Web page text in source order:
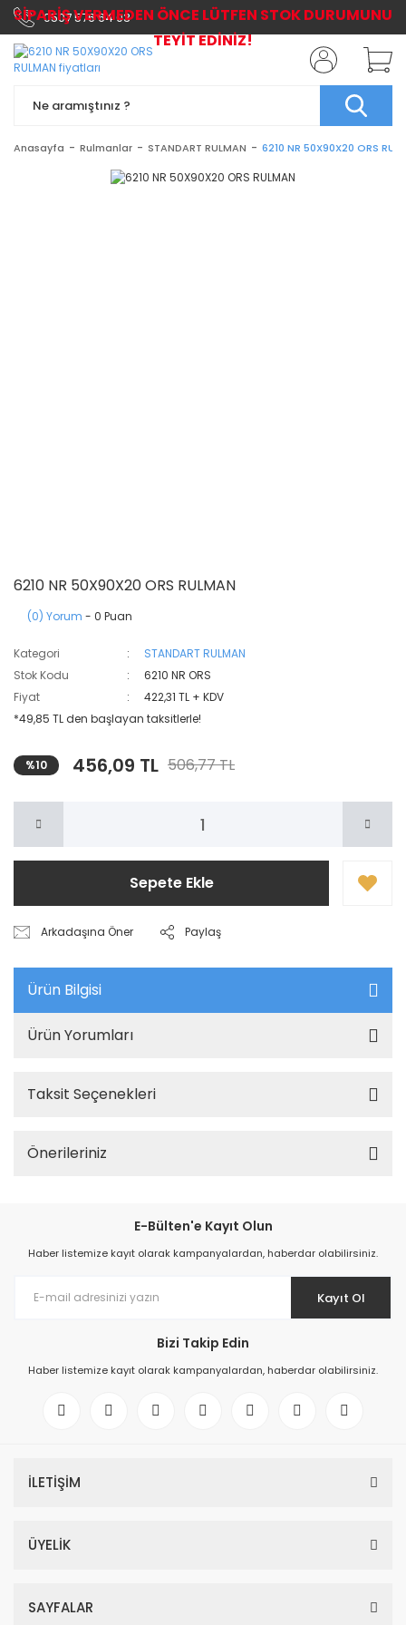
0507 576 64 03
Anasayfa Rulmanlar STANDART RULMAN 6210 NR 50X90X20 ORS
6210 NR 50X90X20 ORS RULMAN
(0) Yorum - 0 Puan
Kategori
STANDART RULMAN
Stok Kodu
6210 NR ORS
Fiyat
422,31 TL + KDV
*49,85 TL den başlayan taksitlerle!
%10 456,09 TL 506,77 TL
Sepete Ekle
Arkadaşına Öner Paylaş
Ürün Bilgisi
Ürün Yorumları
Taksit Seçenekleri
Önerileriniz
E-Bülten'e Kayıt Olun
Haber listemize kayıt olarak kampanyalardan, haberdar olabilirsiniz.
Kayıt Ol
Bizi Takip Edin
Haber listemize kayıt olarak kampanyalardan, haberdar olabilirsiniz.
İLETİŞİM
ÜYELİK
SAYFALAR
SİPARİŞ VERMEDEN ÖNCE LÜTFEN STOK DURUMUNU
TEYİT EDİNİZ!